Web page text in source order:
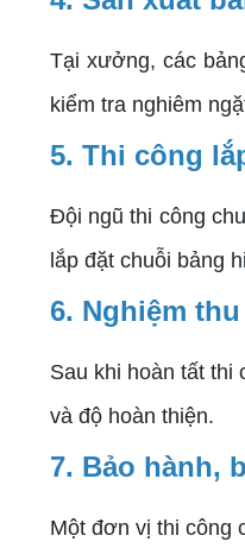
Tại xưởng, các
kiểm tra nghiêm
5. Thi công
Đội ngũ thi công
lắp đặt chuỗi bảng
6. Nghiệm
Sau khi hoàn tất thi
và độ hoàn thiện.
7. Bảo hành,
Một đơn vị thi công